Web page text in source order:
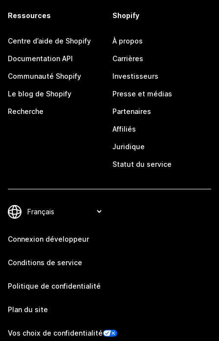
Ressources
Centre d’aide de Shopify
Documentation API
Communauté Shopify
Le blog de Shopify
Recherche
Shopify
À propos
Carrières
Investisseurs
Presse et médias
Partenaires
Affiliés
Juridique
Statut du service
Connexion développeur
Conditions de service
Politique de confidentialité
Plan du site
Vos choix de confidentialité